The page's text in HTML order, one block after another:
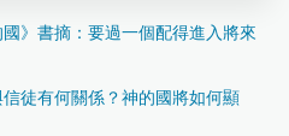
》書摘：要過一個配得進入將來
徒有何關係？神的國將如何顯